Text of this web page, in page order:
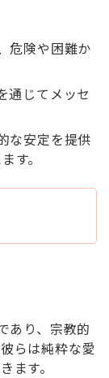
危険や困難か
通じてメッセ
な安定を提供
す。
あり、宗教的
らは純粋な愛
ます。